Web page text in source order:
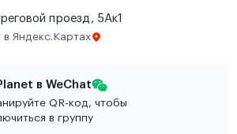
проезд, 5Ак1
Яндекс.Картах
в WeChat
QR-код, чтобы
в группу